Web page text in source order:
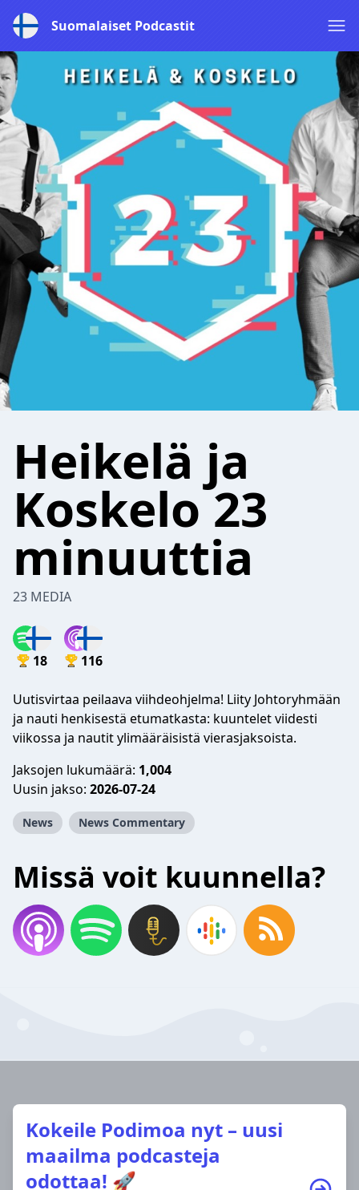
Suomalaiset Podcastit
Heikelä ja
Koskelo 23
minuuttia
23 MEDIA
18 116
Uutisvirtaa peilaava viihdeohjelma! Liity Johtoryhmään
ja nauti henkisestä etumatkasta: kuuntelet viidesti
viikossa ja nautit ylimääräisistä vierasjaksoista.
Jaksojen lukumäärä: 1,004
Uusin jakso: 2026-07-24
News News Commentary
Missä voit kuunnella?
Kokeile Podimoa nyt – uusi
maailma podcasteja
odottaa! 🚀